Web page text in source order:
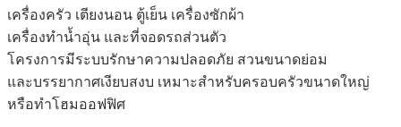
เครื่องครัว เตียงนอน ตู้เย็น เครื่องซักผ้า
เครื่องทำน้ำอุ่น และที่จอดรถส่วนตัว
โครงการมีระบบรักษาความปลอดภัย สวนขนาดย่อม
และบรรยากาศเงียบสงบ เหมาะสำหรับครอบครัวขนาดใหญ่
หรือทำโฮมออฟฟิศ